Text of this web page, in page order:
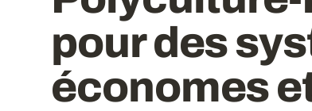
pour des
économes